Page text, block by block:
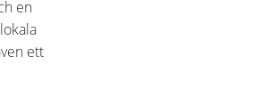
en
ett